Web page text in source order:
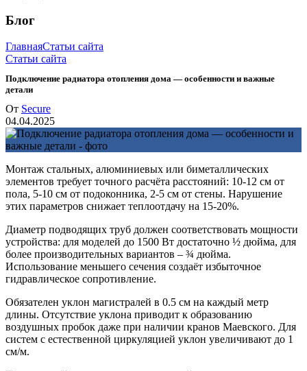
Блог
ГлавнаяСтатьи сайта
Статьи сайта
Подключение радиатора отопления дома — особенности и важные
детали
От Secure
04.04.2025
Монтаж стальных, алюминиевых или биметаллических
элементов требует точного расчёта расстояний: 10-12 см от
пола, 5-10 см от подоконника, 2-5 см от стены. Нарушение
этих параметров снижает теплоотдачу на 15-20%.
Диаметр подводящих труб должен соответствовать мощности
устройства: для моделей до 1500 Вт достаточно ½ дюйма, для
более производительных вариантов – ¾ дюйма.
Использование меньшего сечения создаёт избыточное
гидравлическое сопротивление.
Обязателен уклон магистралей в 0.5 см на каждый метр
длины. Отсутствие уклона приводит к образованию
воздушных пробок даже при наличии кранов Маевского. Для
систем с естественной циркуляцией уклон увеличивают до 1
см/м.